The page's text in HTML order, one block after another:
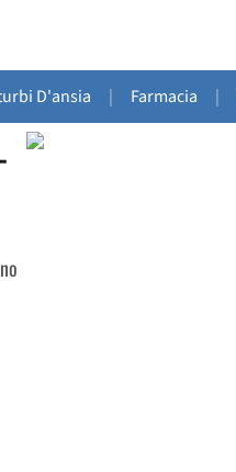
D'ansia | Farmacia |